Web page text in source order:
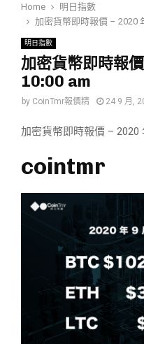
Home
明日指數
加密貨幣即時報價 – 2020
明日指數
加密貨幣即時報
10:00 am
by CoinTmr報價精 24 9 月,
加密貨幣即時報價 – 2020
cointmr